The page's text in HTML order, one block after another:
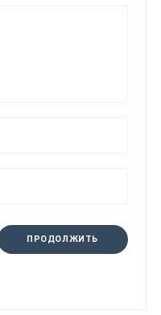
ПРОДОЛЖИТЬ